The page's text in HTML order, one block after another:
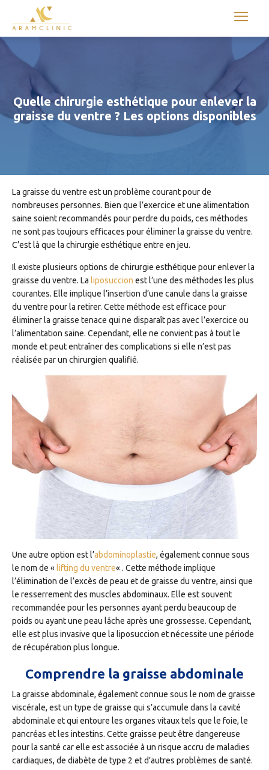
Aram international
Quelle chirurgie esthétique pour enlever la
graisse du ventre ? Les options disponibles
La graisse du ventre est un problème courant pour de
nombreuses personnes. Bien que l’exercice et une alimentation
saine soient recommandés pour perdre du poids, ces méthodes
ne sont pas toujours efficaces pour éliminer la graisse du ventre.
C’est là que la chirurgie esthétique entre en jeu.
Il existe plusieurs options de chirurgie esthétique pour enlever la
graisse du ventre. La liposuccion est l’une des méthodes les plus
courantes. Elle implique l’insertion d’une canule dans la graisse
du ventre pour la retirer. Cette méthode est efficace pour
éliminer la graisse tenace qui ne disparaît pas avec l’exercice ou
l’alimentation saine. Cependant, elle ne convient pas à tout le
monde et peut entraîner des complications si elle n’est pas
réalisée par un chirurgien qualifié.
Une autre option est l’abdominoplastie, également connue sous
le nom de « lifting du ventre« . Cette méthode implique
l’élimination de l’excès de peau et de graisse du ventre, ainsi que
le resserrement des muscles abdominaux. Elle est souvent
recommandée pour les personnes ayant perdu beaucoup de
poids ou ayant une peau lâche après une grossesse. Cependant,
elle est plus invasive que la liposuccion et nécessite une période
de récupération plus longue.
Comprendre la graisse abdominale
La graisse abdominale, également connue sous le nom de graisse
viscérale, est un type de graisse qui s’accumule dans la cavité
abdominale et qui entoure les organes vitaux tels que le foie, le
pancréas et les intestins. Cette graisse peut être dangereuse
pour la santé car elle est associée à un risque accru de maladies
cardiaques, de diabète de type 2 et d’autres problèmes de santé.